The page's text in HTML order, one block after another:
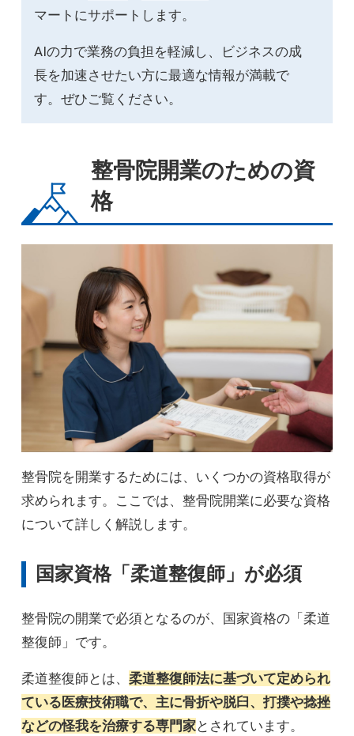
マートにサポートします。
AIの力で業務の負担を軽減し、ビジネスの成
長を加速させたい方に最適な情報が満載で
す。ぜひご覧ください。
整骨院開業のための資
格
整骨院を開業するためには、いくつかの資格取得が
求められます。ここでは、整骨院開業に必要な資格
について詳しく解説します。
国家資格「柔道整復師」が必須
整骨院の開業で必須となるのが、国家資格の「柔道
整復師」です。
柔道整復師とは、 柔道整復師法に基づいて定められ
ている医療技術職で、主に骨折や脱臼、打撲や捻挫
などの怪我を治療する専門家とされています。